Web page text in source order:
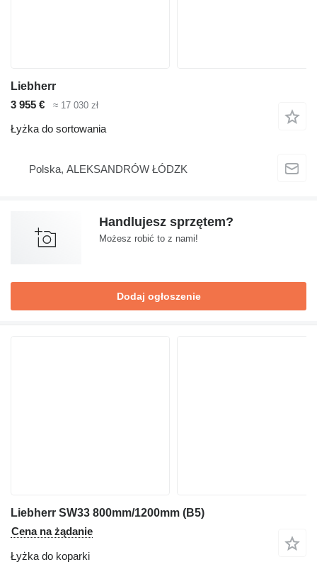
Liebherr
3 955 €
≈ 17 030 zł
Łyżka do sortowania
Polska, ALEKSANDRÓW ŁÓDZK
Handlujesz sprzętem?
Możesz robić to z nami!
Dodaj ogłoszenie
Liebherr SW33 800mm/1200mm (B5)
Cena na żądanie
Łyżka do koparki